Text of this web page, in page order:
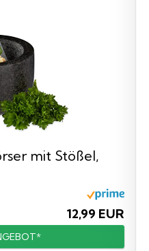
mit Stößel,
12,99 EUR